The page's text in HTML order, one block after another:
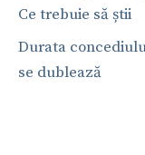
Ce trebuie să știi
Durata
se dublează